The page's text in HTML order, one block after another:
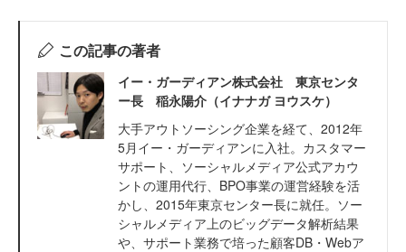
この記事の著者
イー・ガーディアン株式会社 東京センタ
ー長 稲永陽介（イナナガ ヨウスケ）
大手アウトソーシング企業を経て、2012年
5月イー・ガーディアンに入社。カスタマー
サポート、ソーシャルメディア公式アカウ
ントの運用代行、BPO事業の運営経験を活
かし、2015年東京センター長に就任。ソー
シャルメディア上のビッグデータ解析結果
や、サポート業務で培った顧客DB・Webア